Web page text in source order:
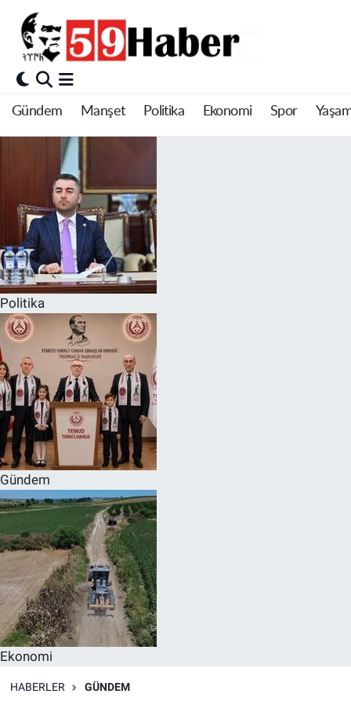
Gündem Manşet Politika Ekonomi Spor
Politika
Gündem
Ekonomi
HABERLER GÜNDEM